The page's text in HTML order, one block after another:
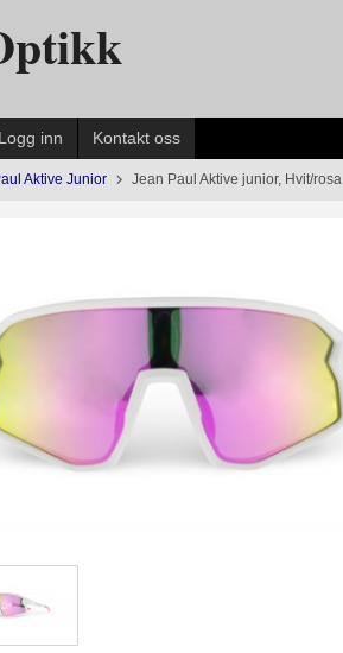
Logg inn Kontakt oss
Aktive Junior Jean Paul Aktive junior, Hvit/rosa